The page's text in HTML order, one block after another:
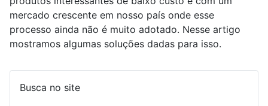
mercado crescente em nosso país onde esse
processo ainda não é muito adotado. Nesse artigo
mostramos algumas soluções dadas para isso.
Busca no site